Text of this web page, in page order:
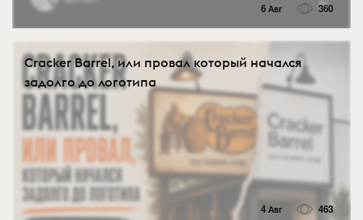
6 Авг 360
Cracker Barrel, или провал который начался
задолго до логотипа
4 Авг 463